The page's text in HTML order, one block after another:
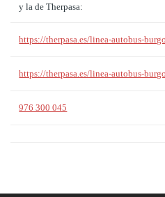
y la de Therpasa:
https://therpasa.es/linea-autobus-
https://therpasa.es/linea-autobus-
976 300 045